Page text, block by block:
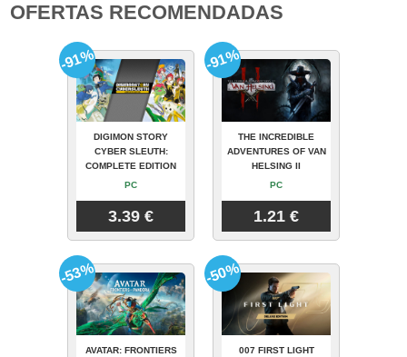
OFERTAS RECOMENDADAS
DIGIMON STORY
CYBER SLEUTH:
COMPLETE EDITION
PC
3.39 €
-91%
THE INCREDIBLE
ADVENTURES OF VAN
HELSING II
PC
1.21 €
-91%
AVATAR: FRONTIERS
-53%
007 FIRST LIGHT
-50%